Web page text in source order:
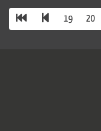
19 20